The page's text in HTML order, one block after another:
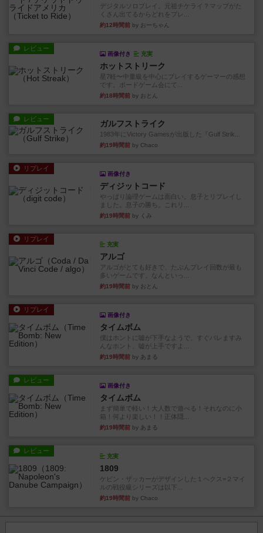
デジタルソロプレイ。元祖チケライ？マップがた
くさん出てるからどれをプレ...
約12時間前 by おーちゃん
レビュー
画像付き 充実
ホットストリーク
星7軽〜中量級を中心にプレイするゲーマーの感想
です。ボードゲーム会にて...
約18時間前 by おとん
レビュー ガルフストライク
1983年にVictory Gamesが出版した『Gulf Strik...
約19時間前 by Chaco
リプレイ
画像付き
ディジットコード
やっぱり論理ゲームは面白い。息子とリプレイし
ました。息子の勝ち。これリ...
約19時間前 by くみ
リプレイ
充実
アルゴ
アルゴがとても好きで、たぶんプレイ回数が最も
多いゲームです。なんといっ...
約19時間前 by おとん
リプレイ
画像付き
タイムボム
僕はホントに嘘が下手なようで、すぐバレますみ
んなホント、嘘が上手ですよ...
約19時間前 by あまる
レビュー
画像付き
タイムボム
まず簡単で軽い！大人数で遊べる！それなのに小
箱！何より楽しい！！正体隠...
約19時間前 by あまる
レビュー
充実
1809
ケビン・ザッカーがデザインした１ヘクス=２マイ
ルの戦役級シリーズは以下...
約19時間前 by Chaco